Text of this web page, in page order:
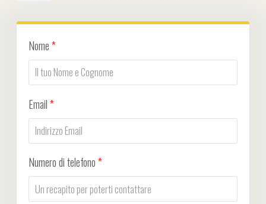
Nome*
Email*
Numero di telefono*